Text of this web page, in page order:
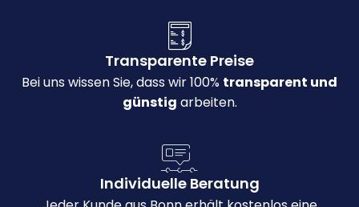
Transparente Preise
Bei uns wissen Sie, dass wir 100% transparent und
günstig arbeiten.
Individuelle Beratung